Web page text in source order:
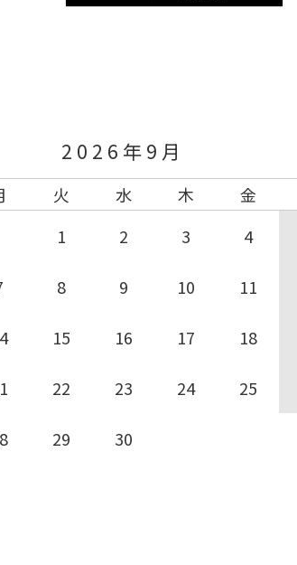
2026年9月
火 水 木 金
1
2 3 4
8 9 10 11
15 16 17 18
22 23 24 25
29 30